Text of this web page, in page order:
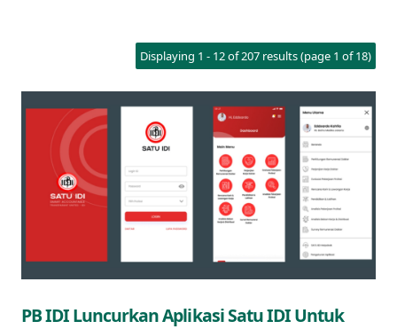
Displaying 1 - 12 of 207 results (page 1 of 18)
PB IDI Luncurkan Aplikasi Satu IDI Untuk